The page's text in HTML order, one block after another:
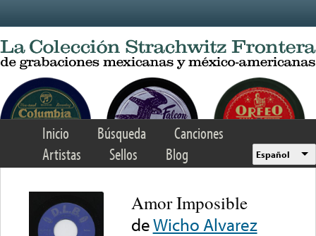
Inicio Búsqueda
Canciones
Artistas
Sellos Blog Español
Amor Imposible
deWicho Alvarez